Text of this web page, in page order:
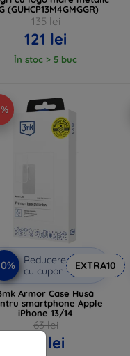
(GUHCP13M4GMGGR)
135 lei
121 lei
În stoc > 5 buc
Reducere
cu cupon
EXTRA10
Armor Case Husă
smartphone Apple
iPhone 13/14
63 lei
57 lei